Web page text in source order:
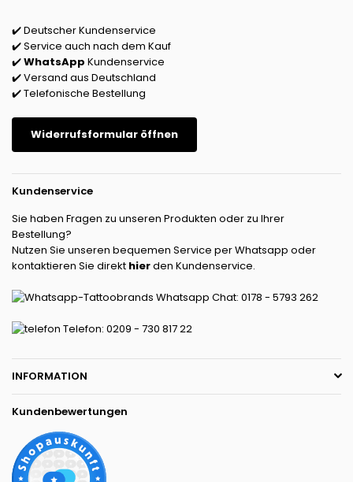
✔️ Deutscher Kundenservice
✔️ Service auch nach dem Kauf
✔️WhatsApp Kundenservice
✔️ Versand aus Deutschland
✔️ Telefonische Bestellung
Widerrufsformular öffnen
Kundenservice
Sie haben Fragen zu unseren Produkten oder zu Ihrer
Bestellung?
Nutzen Sie unseren bequemen Service per Whatsapp oder
kontaktieren Sie direkt hierden Kundenservice.
Whatsapp Chat: 0178 - 5793 262
Telefon: 0209 - 730 817 22
INFORMATION
Kundenbewertungen